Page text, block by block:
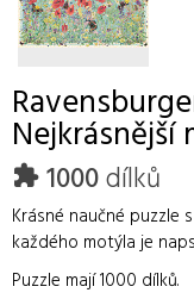
Nejkrásnější
1000dílků
Krásné naučné puzzle
každého motýla je
Puzzle mají 1000 dílků.